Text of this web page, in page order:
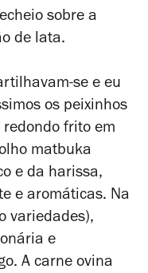
sobre a
de lata.
se e eu
os peixinhos
frito em
matbuka
e da harissa,
e aromáticas. Na
variedades),
e
A carne ovina